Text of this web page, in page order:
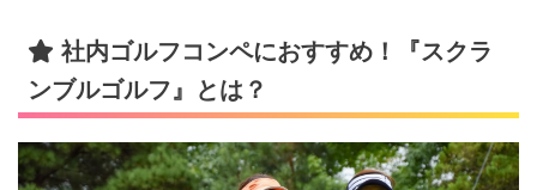
社内ゴルフコンペにおすすめ！『スクラ
ンブルゴルフ』とは？